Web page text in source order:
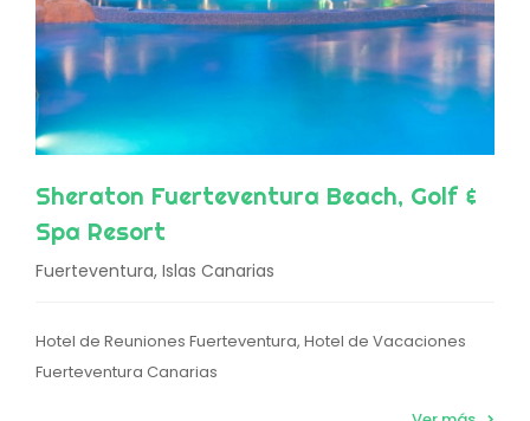
Sheraton Fuerteventura Beach, Golf &
Spa Resort
Fuerteventura, Islas Canarias
Hotel de Reuniones Fuerteventura, Hotel de Vacaciones
Fuerteventura Canarias